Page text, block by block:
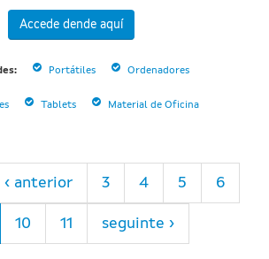
Accede dende aquí
Portátiles Ordenadores
Tablets Material de Oficina
‹ anterior 3 4 5 6
10 11 seguinte ›